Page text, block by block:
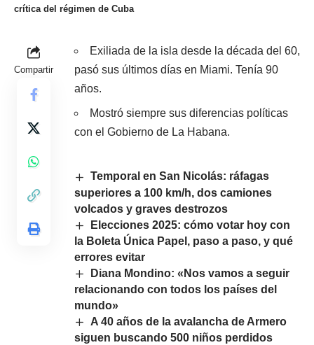
crítica del régimen de Cuba
Compartir
Exiliada de la isla desde la década del 60,
pasó sus últimos días en Miami. Tenía 90
años.
Mostró siempre sus diferencias políticas
con el Gobierno de La Habana.
Temporal en San Nicolás: ráfagas
superiores a 100 km/h, dos camiones
volcados y graves destrozos
Elecciones 2025: cómo votar hoy con
la Boleta Única Papel, paso a paso, y qué
errores evitar
Diana Mondino: «Nos vamos a seguir
relacionando con todos los países del
mundo»
A 40 años de la avalancha de Armero
siguen buscando 500 niños perdidos